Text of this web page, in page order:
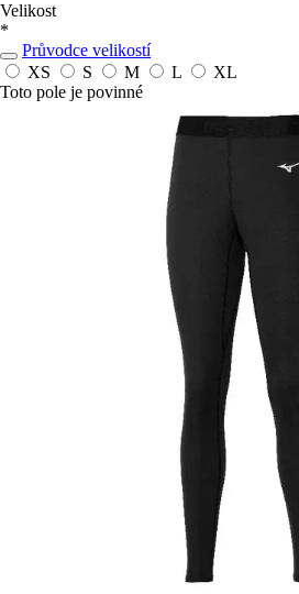
Velikost
*
Průvodce velikostí
XS
S M L
XL
Toto pole je povinné